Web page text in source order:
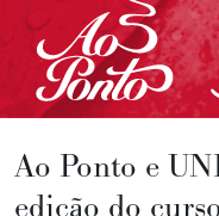
Ao Ponto e